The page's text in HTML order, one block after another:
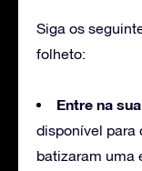
Siga os
folheto:
Entre na
disponível para
batizaram uma